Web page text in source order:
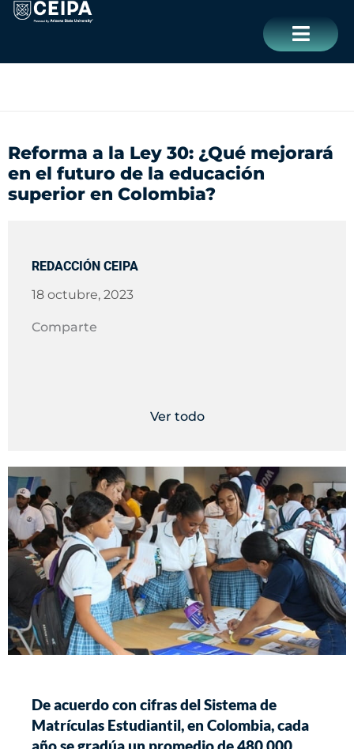
contenido
Reforma a la Ley 30: ¿Qué mejorará
en el futuro de la educación
superior en Colombia?
REDACCIÓN CEIPA
18 octubre, 2023
Comparte
Ver todo
De acuerdo con cifras del Sistema de
Matrículas Estudiantil, en Colombia, cada
año se gradúa un promedio de 480.000